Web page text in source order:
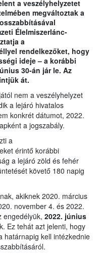
a veszélyhelyzetet
megváltoztak a
Élelmiszerlánc-
a
rendelkezőket, hogy
ideje – a korábbi
30-án jár le. Az
át.
nem a veszélyhelyzet
a lejáró hivatalos
konkrét dátumot, 2022.
a jogszabály.
a
érintő korábbi
a lejáró zöld és fehér
követő 180 napig
akiknek 2020. március
november 4. és 2022.
engedélyük, 2022. június
Ez tehát azt jelenti, hogy
határnapig kell intézkednie